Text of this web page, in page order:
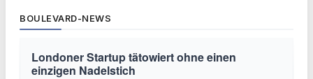
BOULEVARD-NEWS
Londoner Startup tätowiert ohne einen
einzigen Nadelstich